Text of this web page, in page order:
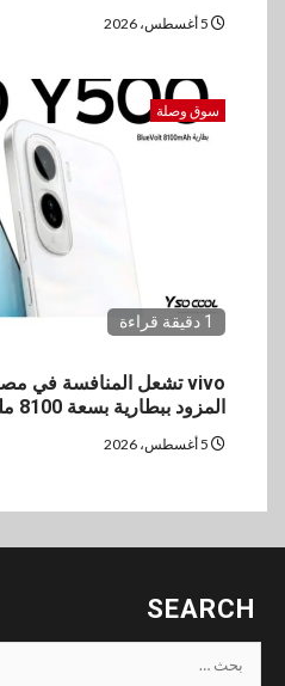
سوق وصلة
1 دقيقة قراءة
المزود ببطارية بسعة 8100 مللي أمبير
SEARCH
البحث